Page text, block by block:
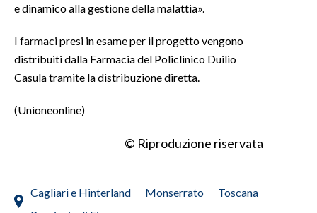
e dinamico alla gestione della malattia».
I farmaci presi in esame per il progetto vengono
distribuiti dalla Farmacia del Policlinico Duilio
Casula tramite la distribuzione diretta.
(Unioneonline)
© Riproduzione riservata
Cagliari e Hinterland Monserrato
Toscana